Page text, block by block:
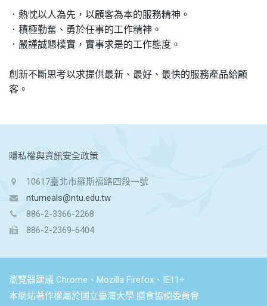
．熱忱以人為先，以顧客為本的服務精神。
．積極勤奮、勇於任事的工作精神。
．嚴謹誠懇樸實，實事求是的工作態度。
創新不斷思考以求提供最新、最好、最快的服務產品給顧
客。
:::
隱私權與資訊安全政策
10617臺北市羅斯福路四段一號
ntumeals@ntu.edu.tw
886-2-3366-2268
886-2-2369-6404
瀏覽器建議 Chrome、Mozilla Firefox、IE11+
本網站著作權屬於國立臺灣大學 膳食協調委員會